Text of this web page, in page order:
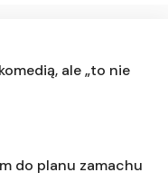
ale „to nie
do planu zamachu